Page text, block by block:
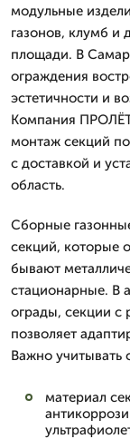
модульные
газонов, клумб и
площади. В
ограждения
эстетичности и
Компания
монтаж секций
с доставкой и
область.
Сборные
секций, которые
бывают
стационарные. В
ограды, секции с
позволяет
Важно учитывать
материал